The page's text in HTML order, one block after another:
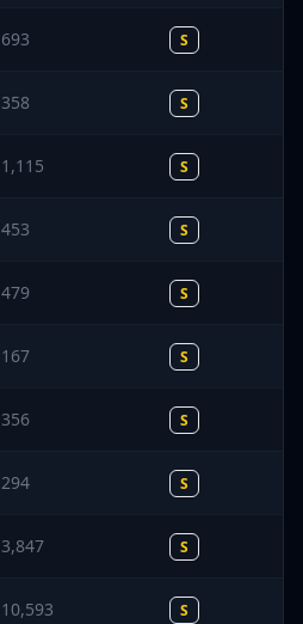
693 S
358 S
1,115 S
453 S
479 S
167 S
356 S
294 S
3,847 S
10,593 S